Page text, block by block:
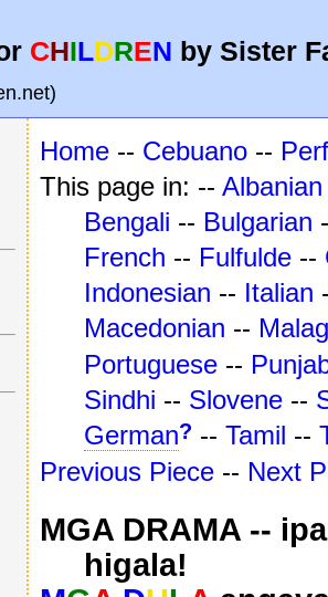
CHILDREN by Sister
Home -- Cebuano --
This page in: -- Albanian
Bengali -- Bulgarian
French -- Fulfulde --
Indonesian -- Italian
Macedonian --
Portuguese --
Sindhi -- Slovene --
German? -- Tamil --
Previous Piece -- Next
MGA DRAMA --
higala!